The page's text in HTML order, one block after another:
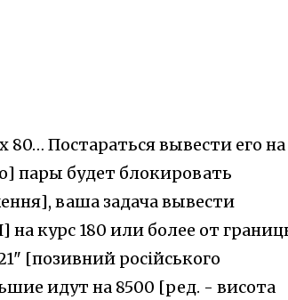
Постараться вывести его на
пары будет блокировать
ваша задача вывести
курс 180 или более от
[позивний російського
идут на 8500 [ред. - висота